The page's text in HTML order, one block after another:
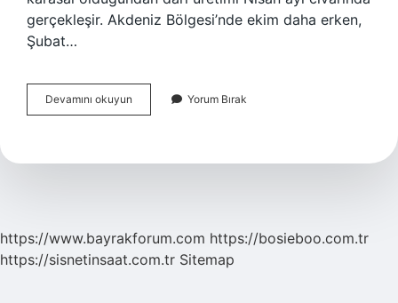
gerçekleşir. Akdeniz Bölgesi’nde ekim daha erken,
Şubat…
Devamını okuyun
Hangi
Yorum Bırak
https://www.bayrakforum.com https://bosieboo.com.tr
https://sisnetinsaat.com.tr Sitemap